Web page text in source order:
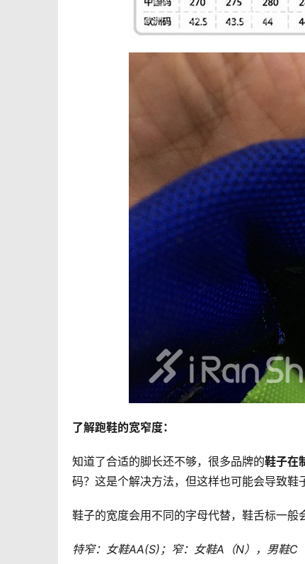
了解跑鞋的宽窄度：
知道了合适的脚长还不够，很多品牌的鞋子在
码？这是个解决方法，但这样也可能会导致鞋
鞋子的宽度会用不同的字母代替，鞋舌标一般
特窄：女鞋AA(S)；窄：女鞋A（N），男鞋C